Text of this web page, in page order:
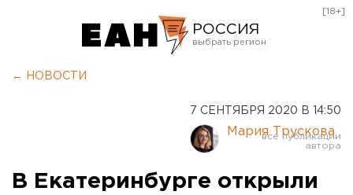
РОССИЯ
Курган
Оренбург
[18+]
← НОВОСТИ
7 СЕНТЯБРЯ 2020 В 14:50
Мария Трускова
В Екатеринбурге открыли